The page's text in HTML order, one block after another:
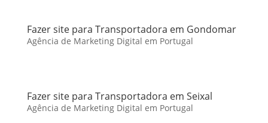
Fazer site para Transportadora em Gondomar
Agência de Marketing Digital em Portugal
Fazer site para Transportadora em Seixal
Agência de Marketing Digital em Portugal